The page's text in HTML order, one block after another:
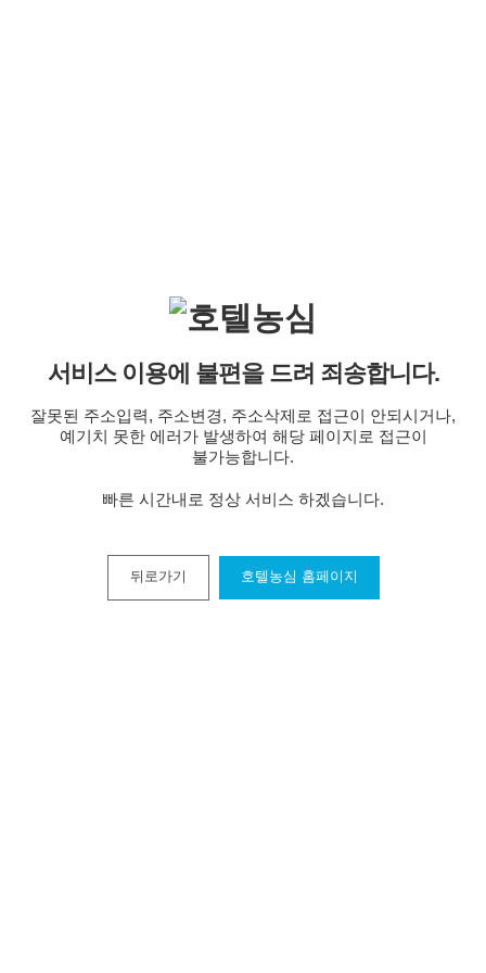
서비스 이용에 불편을 드려 죄송합니다.
잘못된 주소입력, 주소변경, 주소삭제로 접근이 안되시거나,
예기치 못한 에러가 발생하여 해당 페이지로 접근이
불가능합니다.
빠른 시간내로 정상 서비스 하겠습니다.
뒤로가기 호텔농심 홈페이지